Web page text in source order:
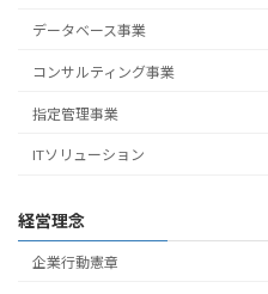
データベース事業
コンサルティング事業
指定管理事業
ITソリューション
経営理念
企業行動憲章